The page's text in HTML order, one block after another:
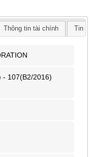
Thông tin tài chính Tin
- 107(B2/2016)